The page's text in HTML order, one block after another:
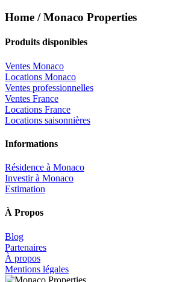
Home / Monaco Properties
Produits disponibles
Ventes Monaco
Locations Monaco
Ventes professionnelles
Ventes France
Locations France
Locations saisonnières
Informations
Résidence à Monaco
Investir à Monaco
Estimation
À Propos
Blog
Partenaires
À propos
Mentions légales